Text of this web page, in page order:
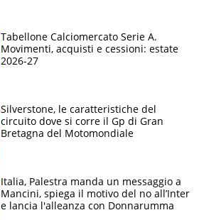
Tabellone Calciomercato Serie A.
Movimenti, acquisti e cessioni: estate
2026-27
Silverstone, le caratteristiche del
circuito dove si corre il Gp di Gran
Bretagna del Motomondiale
Italia, Palestra manda un messaggio a
Mancini, spiega il motivo del no all’Inter
e lancia l'alleanza con Donnarumma